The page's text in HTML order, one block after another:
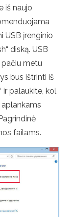
iš naujo
USB įrenginio
diską. USB
metu
bus ištrinti iš
ir palaukite, kol
failams.